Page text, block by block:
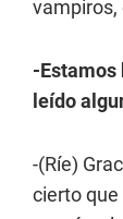
vampiros,
-Estamos
leído
-(Ríe)
cierto que